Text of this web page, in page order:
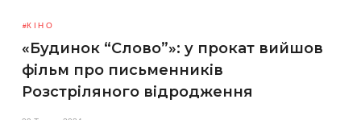
КІНО
«Будинок “Слово”»: у прокат вийшов
фільм про письменників
Розстріляного відродження